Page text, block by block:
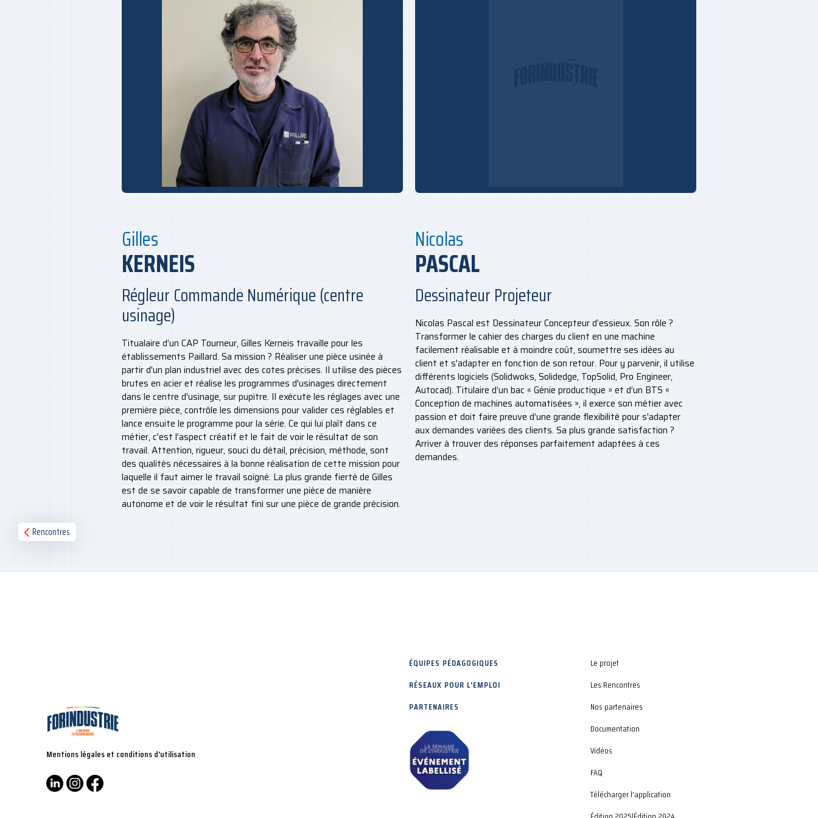
Gilles
KERNEIS
Régleur Commande Numérique (centre
usinage)
Titualaire d’un CAP Tourneur, Gilles Kerneis travaille pour les
établissements Paillard. Sa mission ? Réaliser une pièce usinée à
partir d'un plan industriel avec des cotes précises. Il utilise des pièces
brutes en acier et réalise les programmes d'usinages directement
dans le centre d'usinage, sur pupitre. Il exécute les réglages avec une
première pièce, contrôle les dimensions pour valider ces réglables et
lance ensuite le programme pour la série. Ce qui lui plaît dans ce
métier, c'est l’aspect créatif et le fait de voir le résultat de son
travail. Attention, rigueur, souci du détail, précision, méthode, sont
des qualités nécessaires à la bonne réalisation de cette mission pour
laquelle il faut aimer le travail soigné. La plus grande fierté de Gilles
est de se savoir capable de transformer une pièce de manière
autonome et de voir le résultat fini sur une pièce de grande précision.
Nicolas
PASCAL
Dessinateur Projeteur
Nicolas Pascal est Dessinateur Concepteur d’essieux. Son rôle ?
Transformer le cahier des charges du client en une machine
facilement réalisable et à moindre coût, soumettre ses idées au
client et s'adapter en fonction de son retour. Pour y parvenir, il utilise
différents logiciels (Solidwoks, Solidedge, TopSolid, Pro Engineer,
Autocad). Titulaire d’un bac « Génie productique » et d’un BTS «
Conception de machines automatisées », il exerce son métier avec
passion et doit faire preuve d’une grande flexibilité pour s'adapter
aux demandes variées des clients. Sa plus grande satisfaction ?
Arriver à trouver des réponses parfaitement adaptées à ces
demandes.
Rencontres
Mentions légales et conditions d'utilisation
ÉQUIPES PÉDAGOGIQUES
RÉSEAUX POUR L'EMPLOI
PARTENAIRES
Le projet
Les Rencontres
Nos partenaires
Documentation
Vidéos
FAQ
Télécharger l'application